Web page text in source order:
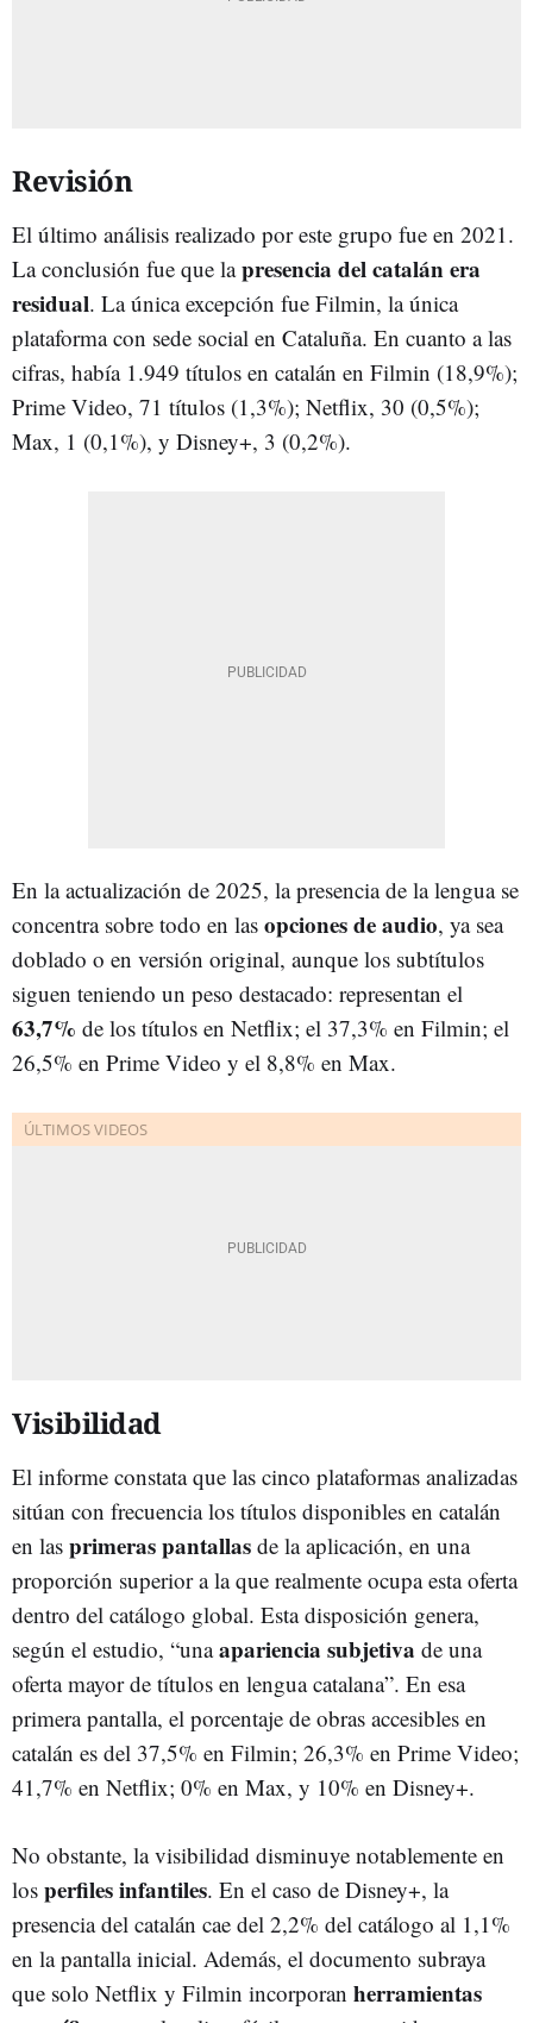
Revisión
El último análisis realizado por este grupo fue en 2021.
La conclusión fue que lapresencia del catalán era
residual. La única excepción fue Filmin, la única
plataforma con sede social en Cataluña. En cuanto a las
cifras, había 1.949 títulos en catalán en Filmin (18,9%);
Prime Video, 71 títulos (1,3%); Netflix, 30 (0,5%);
Max, 1 (0,1%), y Disney+, 3 (0,2%).
En la actualización de 2025, la presencia de la lengua se
concentra sobre todo en las opciones de audio, ya sea
doblado o en versión original, aunque los subtítulos
siguen teniendo un peso destacado: representan el
63,7% de los títulos en Netflix; el 37,3% en Filmin; el
26,5% en Prime Video y el 8,8% en Max.
Visibilidad
El informe constata que las cinco plataformas analizadas
sitúan con frecuencia los títulos disponibles en catalán
en las primeras pantallas de la aplicación, en una
proporción superior a la que realmente ocupa esta oferta
dentro del catálogo global. Esta disposición genera,
según el estudio, “unaapariencia subjetiva de una
oferta mayor de títulos en lengua catalana”. En esa
primera pantalla, el porcentaje de obras accesibles en
catalán es del 37,5% en Filmin; 26,3% en Prime Video;
41,7% en Netflix; 0% en Max, y 10% en Disney+.
No obstante, la visibilidad disminuye notablemente en
los perfiles infantiles. En el caso de Disney+, la
presencia del catalán cae del 2,2% del catálogo al 1,1%
en la pantalla inicial. Además, el documento subraya
que solo Netflix y Filmin incorporan herramientas